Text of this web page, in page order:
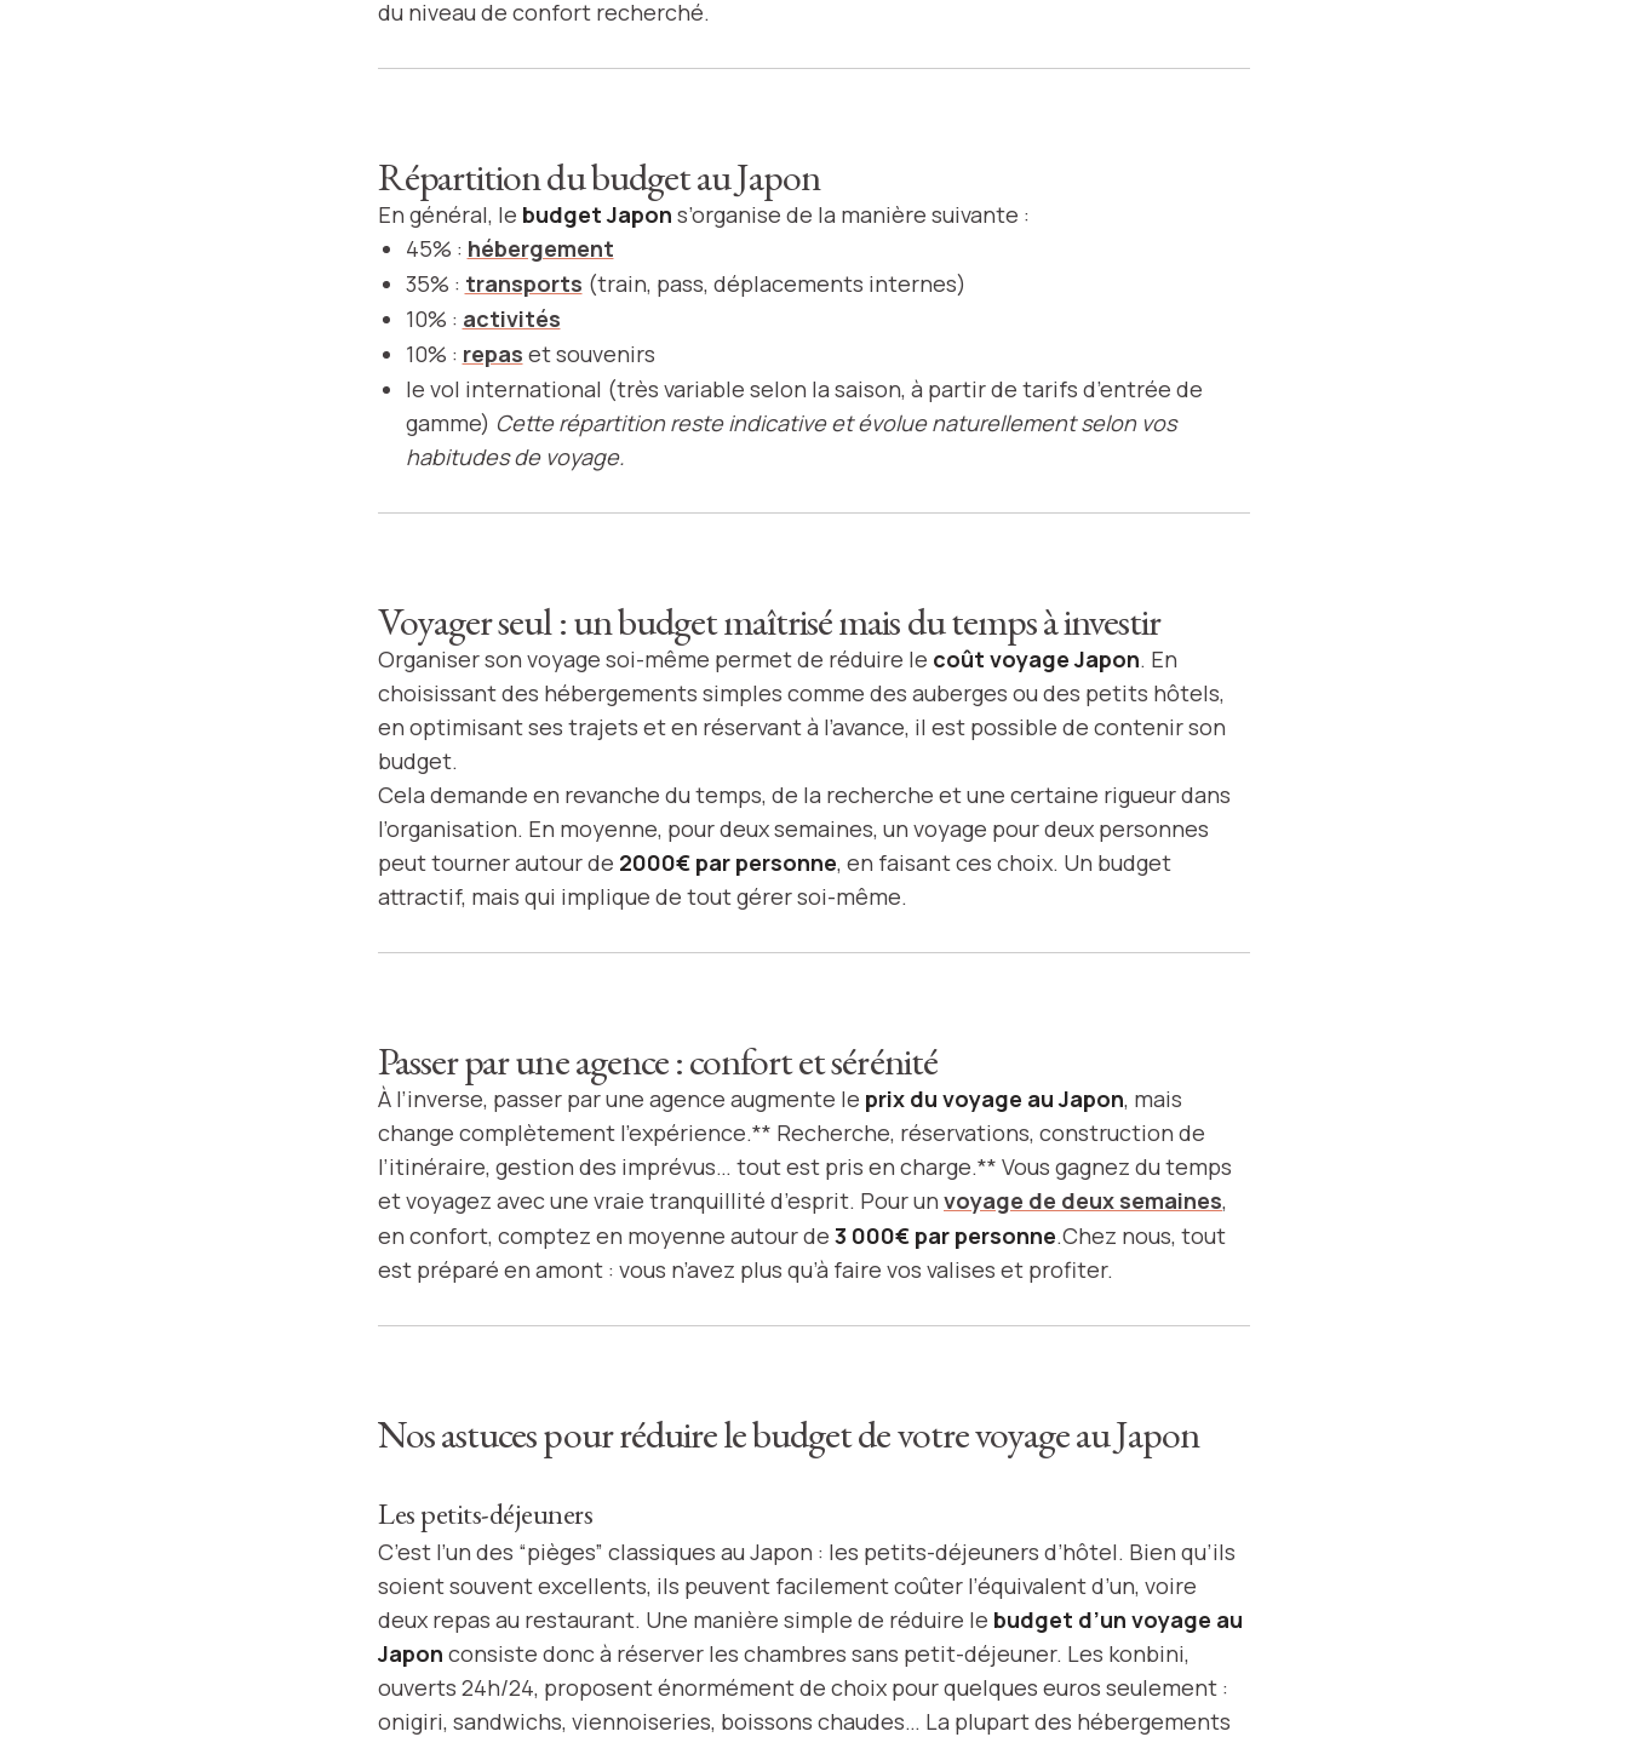
du niveau de confort recherché.
Répartition du budget au Japon
En général, le budget Japon s’organise de la manière suivante :
45% : hébergement
35% : transports (train, pass, déplacements internes)
10% : activités
10% : repas et souvenirs
le vol international (très variable selon la saison, à partir de tarifs d’entrée de
gamme) Cette répartition reste indicative et évolue naturellement selon vos
habitudes de voyage.
Voyager seul : un budget maîtrisé mais du temps à investir
Organiser son voyage soi-même permet de réduire le coût voyage Japon. En
choisissant des hébergements simples comme des auberges ou des petits hôtels,
en optimisant ses trajets et en réservant à l’avance, il est possible de contenir son
budget.
Cela demande en revanche du temps, de la recherche et une certaine rigueur dans
l’organisation. En moyenne, pour deux semaines, un voyage pour deux personnes
peut tourner autour de 2000€ par personne, en faisant ces choix. Un budget
attractif, mais qui implique de tout gérer soi-même.
Passer par une agence : confort et sérénité
À l’inverse, passer par une agence augmente le prix du voyage au Japon, mais
change complètement l’expérience.** Recherche, réservations, construction de
l’itinéraire, gestion des imprévus… tout est pris en charge.** Vous gagnez du temps
et voyagez avec une vraie tranquillité d’esprit. Pour un voyage de deux semaines,
en confort, comptez en moyenne autour de 3 000€ par personne.Chez nous, tout
est préparé en amont : vous n’avez plus qu’à faire vos valises et profiter.
Nos astuces pour réduire le budget de votre voyage au Japon
Les petits-déjeuners
C’est l’un des “pièges” classiques au Japon : les petits-déjeuners d’hôtel. Bien qu’ils
soient souvent excellents, ils peuvent facilement coûter l’équivalent d’un, voire
deux repas au restaurant. Une manière simple de réduire le budget d’un voyage au
Japon consiste donc à réserver les chambres sans petit-déjeuner. Les konbini,
ouverts 24h/24, proposent énormément de choix pour quelques euros seulement :
onigiri, sandwichs, viennoiseries, boissons chaudes… La plupart des hébergements